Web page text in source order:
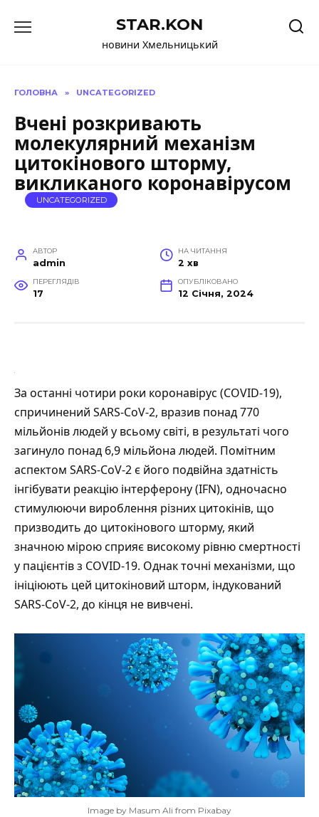
до
STAR.KON
новини Хмельницький
ГОЛОВНА » UNCATEGORIZED
Вчені розкривають
молекулярний механізм
цитокінового шторму,
викликаного коронавірусом
UNCATEGORIZED
АВТОР
admin
НА ЧИТАННЯ
2 хв
ПЕРЕГЛЯДІВ
17
ОПУБЛІКОВАНО
12 Січня, 2024
За останні чотири роки коронавірус (COVID-19),
спричинений SARS-CoV-2, вразив понад 770
мільйонів людей у всьому світі, в результаті чого
загинуло понад 6,9 мільйона людей. Помітним
аспектом SARS-CoV-2 є його подвійна здатність
інгібувати реакцію інтерферону (IFN), одночасно
стимулюючи вироблення різних цитокінів, що
призводить до цитокінового шторму, який
значною мірою сприяє високому рівню смертності
у пацієнтів з COVID-19. Однак точні механізми, що
ініціюють цей цитокіновий шторм, індукований
SARS-CoV-2, до кінця не вивчені.
Image by Masum Ali from Pixabay